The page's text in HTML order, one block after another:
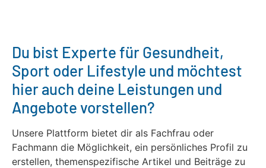
Du bist Experte für Gesundheit,
Sport oder Lifestyle und möchtest
hier auch deine Leistungen und
Angebote vorstellen?
Unsere Plattform bietet dir als Fachfrau oder
Fachmann die Möglichkeit, ein persönliches Profil zu
erstellen, themenspezifische Artikel und Beiträge zu